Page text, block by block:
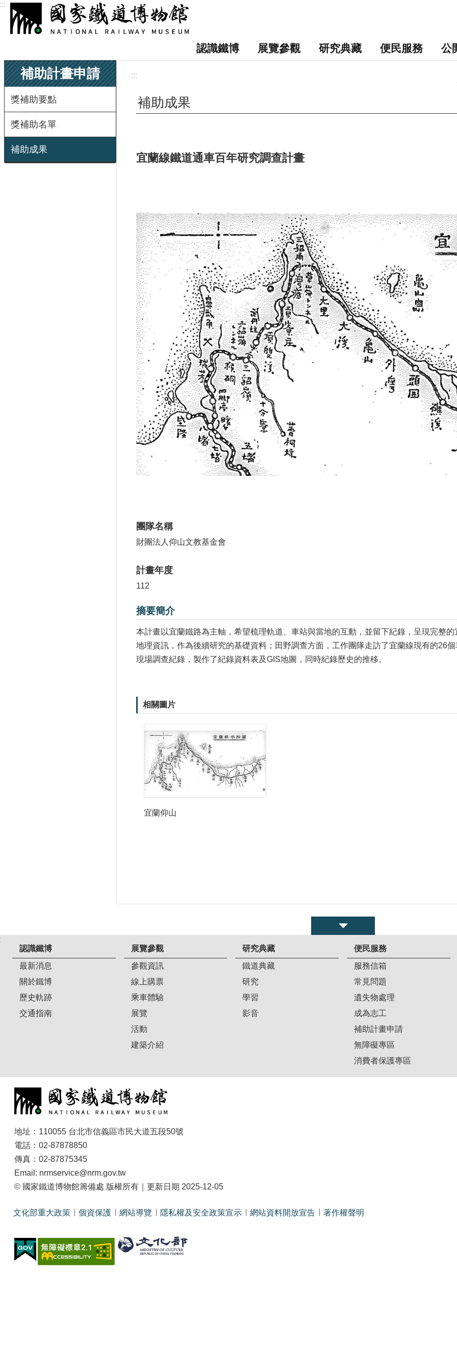
跳到主要內容區塊
認識鐵博 展覽參觀 研究典藏 便民服務 公
補助計畫申請
獎補助要點
獎補助名單
補助成果
:::
補助成果
宜蘭線鐵道通車百年研究調查計畫
團隊名稱
財團法人仰山文教基金會
計畫年度
112
摘要簡介
本計畫以宜蘭鐵路為主軸，希望梳理軌道、車站與當地的互動，並留下紀錄，呈現完整
地理資訊，作為後續研究的基礎資料；田野調查方面，工作團隊走訪了宜蘭線現有的26
現場調查紀錄，製作了紀錄資料表及GIS地圖，同時紀錄歷史的推移。
相關圖片
宜蘭仰山
認識鐵博
最新消息
關於鐵博
歷史軌跡
交通指南
展覽參觀
參觀資訊
線上購票
乘車體驗
展覽
活動
建築介紹
研究典藏
鐵道典藏
研究
學習
影音
便民服務
服務信箱
常見問題
遺失物處理
成為志工
補助計畫申請
無障礙專區
消費者保護專區
地址：110055 台北市信義區市民大道五段50號
電話：02-87878850
傳真：02-87875345
Email: nrmservice@nrm.gov.tw
© 國家鐵道博物館籌備處 版權所有｜更新日期 2025-12-05
文化部重大政策 個資保護 網站導覽 隱私權及安全政策宣示 網站資料開放宣告 著作權聲明